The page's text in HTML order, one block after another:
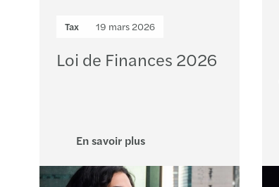
Tax 19 mars 2026
Loi de Finances 2026
En savoir plus